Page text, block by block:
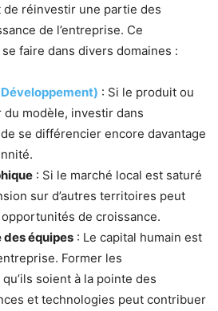
réinvestir une partie des
de l’entreprise. Ce
faire dans divers domaines :
: Si le produit ou
modèle, investir dans
se différencier encore davantage
: Si le marché local est saturé
sur d’autres territoires peut
de croissance.
équipes : Le capital humain est
Former les
soient à la pointe des
et technologies peut contribuer